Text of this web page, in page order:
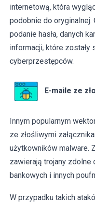
internetową, która
podobnie do
podanie hasła, danych
informacji, które zostały
cyberprzestępców.
E-maile ze
Innym popularnym
ze złośliwymi
użytkowników malware.
zawierają trojany zdolne
bankowych i innych
W przypadku takich